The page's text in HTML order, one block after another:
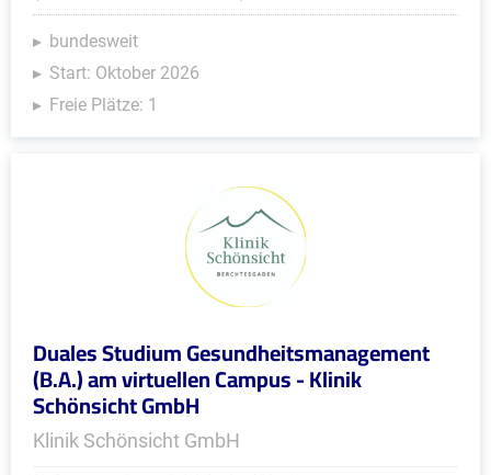
bundesweit
Start: Oktober 2026
Freie Plätze: 1
Duales Studium Gesundheitsmanagement
(B.A.) am virtuellen Campus - Klinik
Schönsicht GmbH
Klinik Schönsicht GmbH